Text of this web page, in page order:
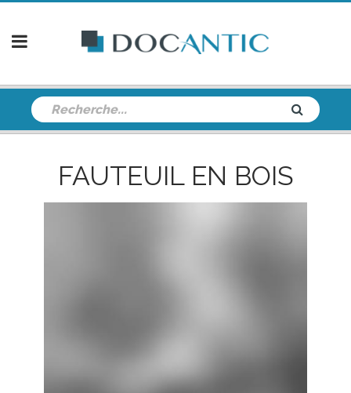
FAUTEUIL EN BOIS